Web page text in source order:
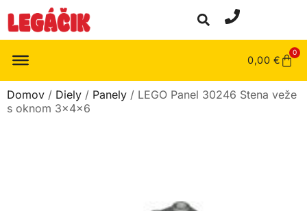
0,00 €
0
Domov / Diely / Panely / LEGO Panel 30246 Stena veže
s oknom 3x4x6